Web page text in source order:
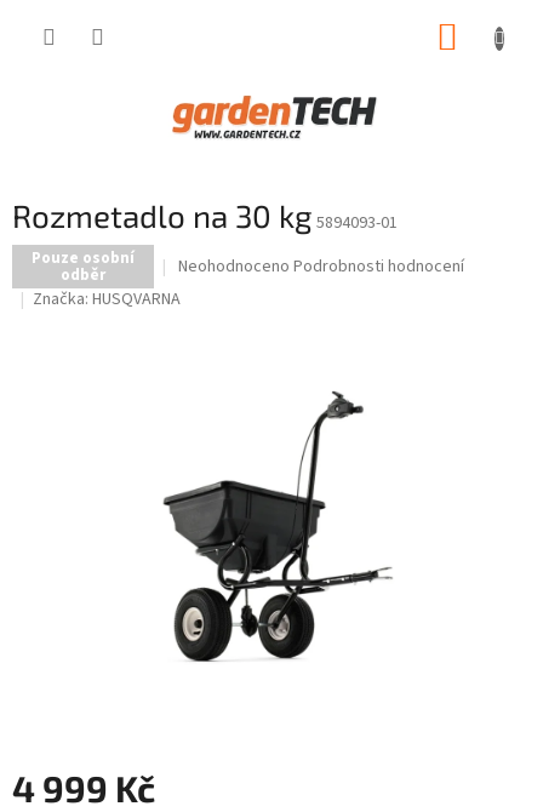
Rozmetadlo na 30 kg 5894093-01
Pouze osobní
odběr
Průměrné
hodnocení
produktu
Neohodnoceno Podrobnosti hodnocení
Značka: HUSQVARNA
4 999 Kč